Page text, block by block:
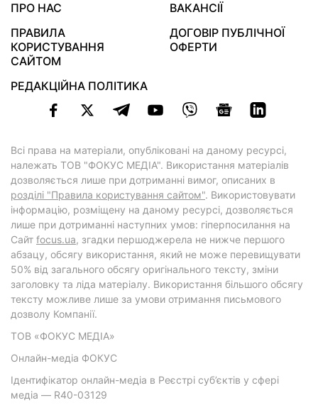
ПРО НАС
ВАКАНСІЇ
ПРАВИЛА
КОРИСТУВАННЯ
САЙТОМ
ДОГОВІР ПУБЛІЧНОЇ
ОФЕРТИ
РЕДАКЦІЙНА ПОЛІТИКА
Всі права на матеріали, опубліковані на даному ресурсі,
належать ТОВ "ФОКУС МЕДІА". Використання матеріалів
дозволяється лише при дотриманні вимог, описаних в
розділі "Правила користування сайтом". Використовувати
інформацію, розміщену на даному ресурсі, дозволяється
лише при дотриманні наступних умов: гіперпосилання на
Cайт focus.ua, згадки першоджерела не нижче першого
абзацу, обсягу використання, який не може перевищувати
50% від загального обсягу оригінального тексту, зміни
заголовку та ліда матеріалу. Використання більшого обсягу
тексту можливе лише за умови отримання письмового
дозволу Компанії.
ТОВ «ФОКУС МЕДІА»
Онлайн-медіа ФОКУС
Ідентифікатор онлайн-медіа в Реєстрі суб’єктів у сфері
медіа — R40-03129